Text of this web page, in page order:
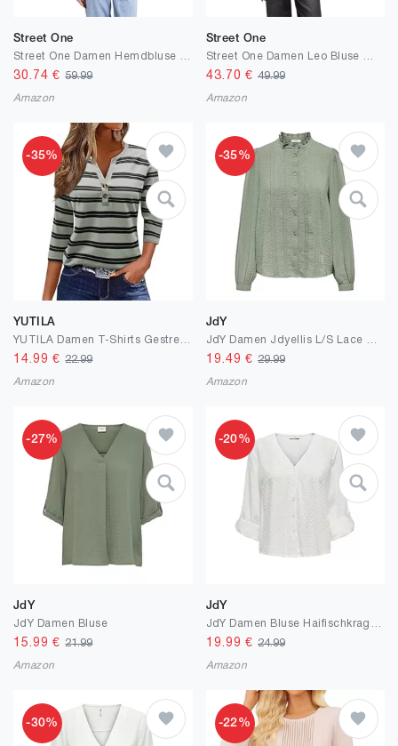
Street One
30.74 €59.99
Amazon
Street One
43.70 € 49.99
Amazon
-35%
YUTILA
14.99 €22.99
Amazon
-35%
JdY
19.49 € 29.99
Amazon
-27%
JdY
JdY Damen Bluse
15.99 €21.99
Amazon
-20%
JdY
19.99 € 24.99
Amazon
-30% -22%